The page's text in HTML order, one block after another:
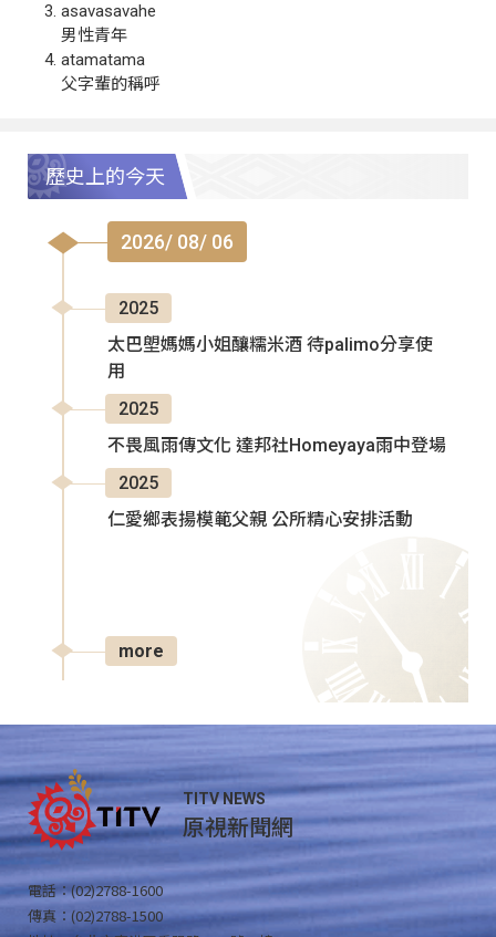
asavasavahe
男性青年
atamatama
父字輩的稱呼
歷史上的今天
2026/ 08/ 06
2025
太巴塱媽媽小姐釀糯米酒 待palimo分享使
用
2025
不畏風雨傳文化 達邦社Homeyaya雨中登場
2025
仁愛鄉表揚模範父親 公所精心安排活動
more
TITV NEWS
原視新聞網
電話：(02)2788-1600
傳真：(02)2788-1500